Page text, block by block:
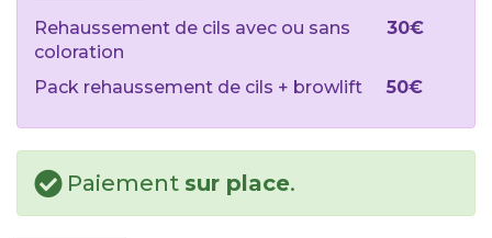
Rehaussement de cils avec ou sans
coloration
30€
Pack rehaussement de cils + browlift 50€
Paiement sur place.